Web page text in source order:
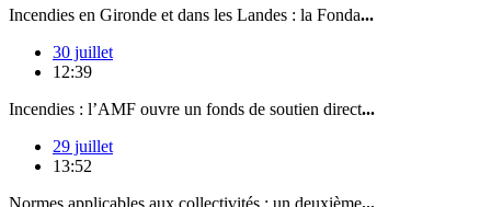
Incendies en Gironde et dans les Landes : la Fonda...
30 juillet
12:39
Incendies : l’AMF ouvre un fonds de soutien direct...
29 juillet
13:52
Normes applicables aux collectivités : un deuxième...